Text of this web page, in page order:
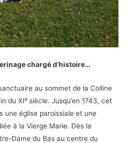
chargé d’histoire…
au sommet de la Colline
du XIe siècle. Jusqu’en 1743, cet
une église paroissiale et une
à la Vierge Marie. Dès la
Dame du Bas au centre du